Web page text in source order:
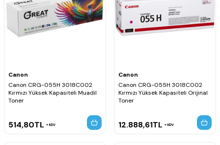
Canon
Canon CRG-055H 3018C002
Kırmızı Yüksek Kapasiteli Muadil
Toner
514,80TL KDV
Canon
Canon CRG-055H 3018C002
Kırmızı Yüksek Kapasiteli Orijinal
Toner
12.888,61TL KDV